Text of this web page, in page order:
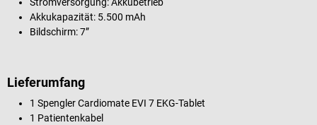
Akkukapazität: 5.500 mAh
Bildschirm: 7”
Lieferumfang
1 Spengler Cardiomate EVI 7 EKG-Tablet
1 Patientenkabel